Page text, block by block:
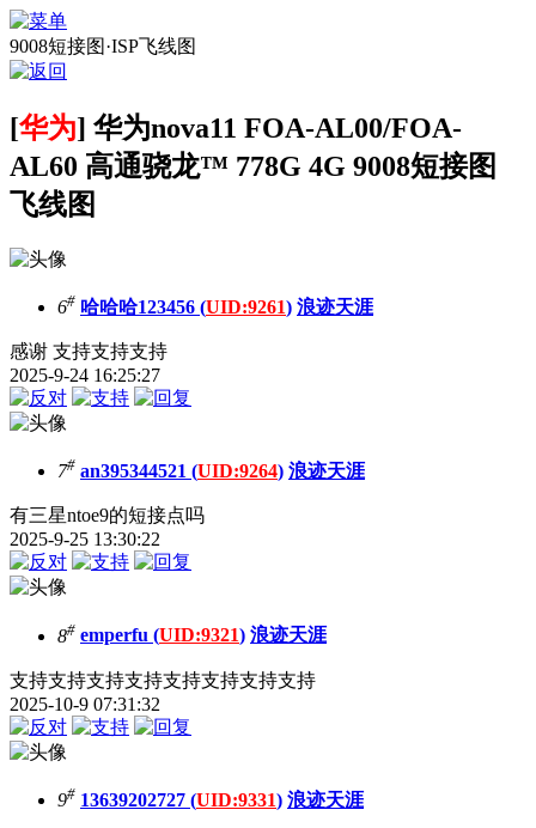
9008短接图·ISP飞线图
[华为] 华为nova11 FOA-AL00/FOA-
AL60 高通骁龙™ 778G 4G 9008短接图
飞线图
6# 哈哈哈123456 (UID:9261) 浪迹天涯
感谢 支持支持支持
2025-9-24 16:25:27
7# an395344521 (UID:9264) 浪迹天涯
有三星ntoe9的短接点吗
2025-9-25 13:30:22
8# emperfu (UID:9321) 浪迹天涯
支持支持支持支持支持支持支持支持
2025-10-9 07:31:32
9# 13639202727 (UID:9331) 浪迹天涯